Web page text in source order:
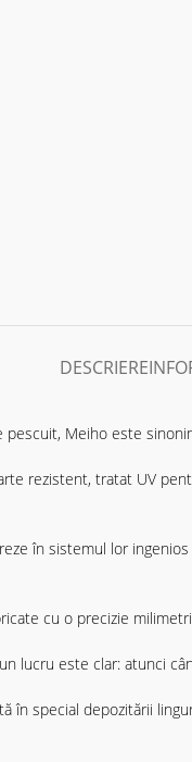
DESCRIERE
Meiho este
rezistent, tratat UV
în sistemul lor
cu o precizie
lucru este clar: atunci
în special depozitării